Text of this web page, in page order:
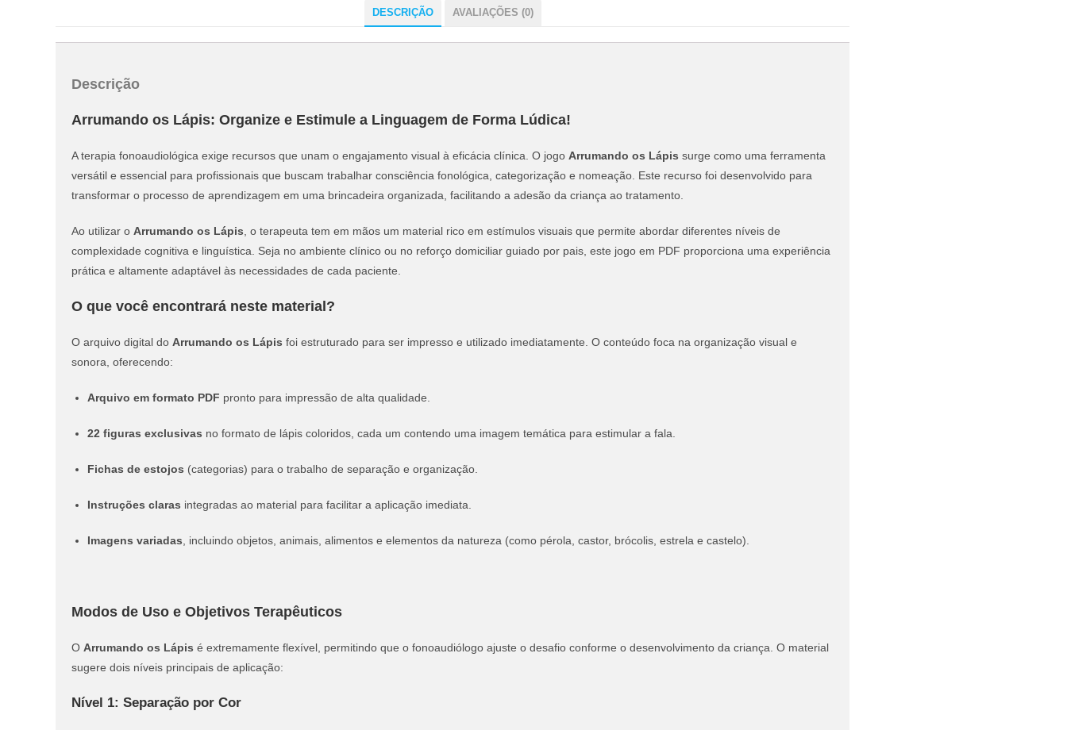
DESCRIÇÃO AVALIAÇÕES (0)
Descrição
Arrumando os Lápis: Organize e Estimule a Linguagem de Forma Lúdica!
A terapia fonoaudiológica exige recursos que unam o engajamento visual à eficácia clínica. O jogo Arrumando os Lápis surge como uma ferramenta
versátil e essencial para profissionais que buscam trabalhar consciência fonológica, categorização e nomeação. Este recurso foi desenvolvido para
transformar o processo de aprendizagem em uma brincadeira organizada, facilitando a adesão da criança ao tratamento.
Ao utilizar o Arrumando os Lápis , o terapeuta tem em mãos um material rico em estímulos visuais que permite abordar diferentes níveis de
complexidade cognitiva e linguística. Seja no ambiente clínico ou no reforço domiciliar guiado por pais, este jogo em PDF proporciona uma experiência
prática e altamente adaptável às necessidades de cada paciente.
O que você encontrará neste material?
O arquivo digital do Arrumando os Lápis foi estruturado para ser impresso e utilizado imediatamente. O conteúdo foca na organização visual e
sonora, oferecendo:
Arquivo em formato PDF pronto para impressão de alta qualidade.
22 figuras exclusivas no formato de lápis coloridos, cada um contendo uma imagem temática para estimular a fala.
Fichas de estojos (categorias) para o trabalho de separação e organização.
Instruções claras integradas ao material para facilitar a aplicação imediata.
Imagens variadas , incluindo objetos, animais, alimentos e elementos da natureza (como pérola, castor, brócolis, estrela e castelo).
Modos de Uso e Objetivos Terapêuticos
O Arrumando os Lápis é extremamente flexível, permitindo que o fonoaudiólogo ajuste o desafio conforme o desenvolvimento da criança. O material
sugere dois níveis principais de aplicação:
Nível 1: Separação por Cor